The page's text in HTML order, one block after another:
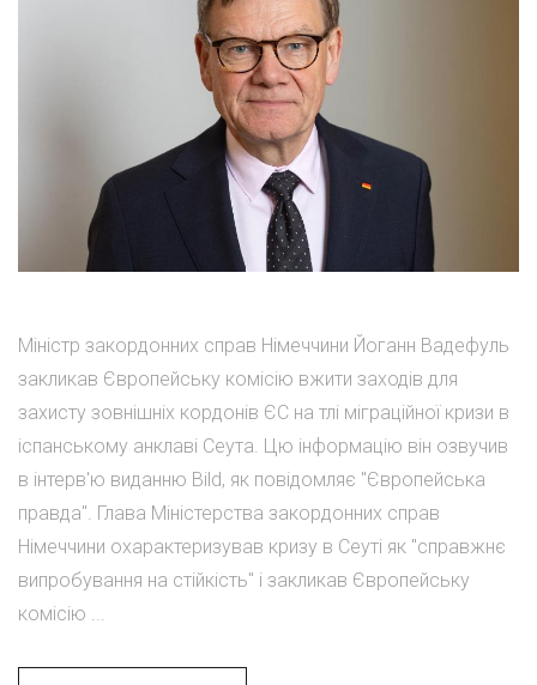
Міністр закордонних справ Німеччини Йоганн Вадефуль
закликав Європейську комісію вжити заходів для
захисту зовнішніх кордонів ЄС на тлі міграційної кризи в
іспанському анклаві Сеута. Цю інформацію він озвучив
в інтерв'ю виданню Bild, як повідомляє "Європейська
правда". Глава Міністерства закордонних справ
Німеччини охарактеризував кризу в Сеуті як "справжнє
випробування на стійкість" і закликав Європейську
комісію ...